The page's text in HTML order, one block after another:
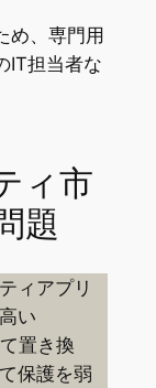
め、専門用
IT担当者な
ィ市
題
ィアプリ
い
置き換
保護を弱